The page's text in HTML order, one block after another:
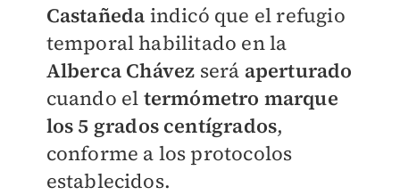
Castañeda indicó que el refugio
temporal habilitado en la
Alberca Chávez será aperturado
cuando el termómetro marque
los 5 grados centígrados,
conforme a los protocolos
establecidos.